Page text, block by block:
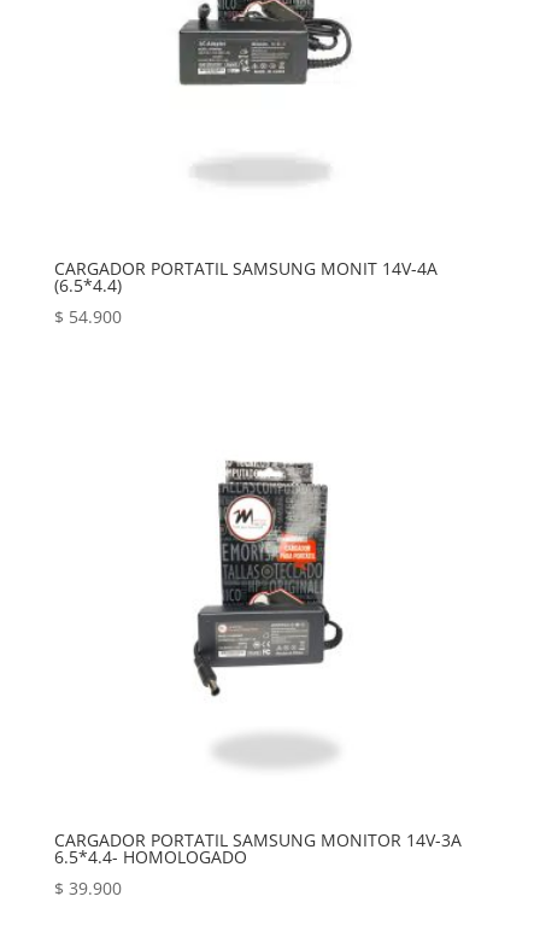
CARGADOR PORTATIL SAMSUNG MONIT 14V-4A
(6.5*4.4)
$ 54.900
CARGADOR PORTATIL SAMSUNG MONITOR 14V-3A
6.5*4.4- HOMOLOGADO
$ 39.900